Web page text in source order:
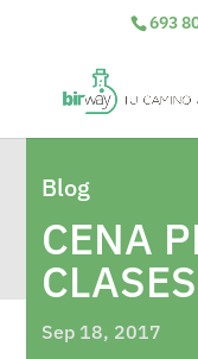
693
Blog
CENA
CLASES
Sep 18, 2017